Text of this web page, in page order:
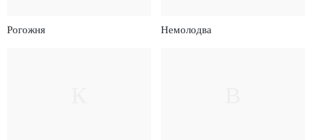
Рогожня Немолодва